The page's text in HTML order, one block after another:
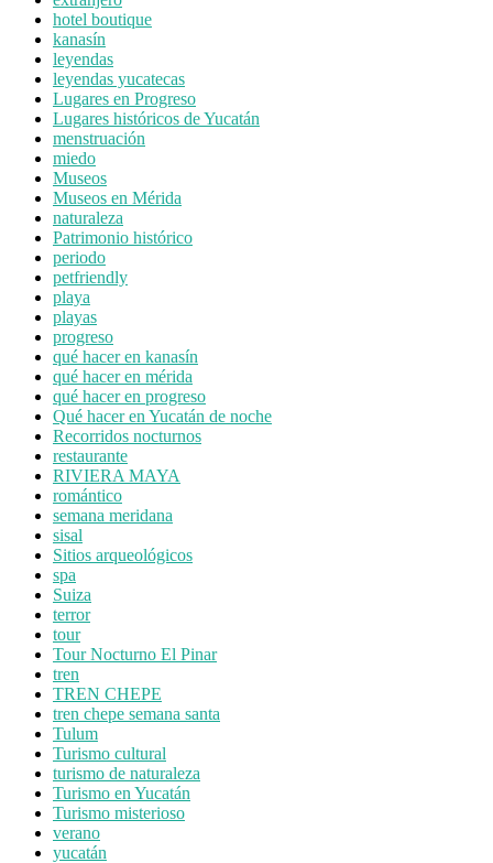
hotel boutique
kanasín
leyendas
leyendas yucatecas
Lugares en Progreso
Lugares históricos de Yucatán
menstruación
miedo
Museos
Museos en Mérida
naturaleza
Patrimonio histórico
periodo
petfriendly
playa
playas
progreso
qué hacer en kanasín
qué hacer en mérida
qué hacer en progreso
Qué hacer en Yucatán de noche
Recorridos nocturnos
restaurante
RIVIERA MAYA
romántico
semana meridana
sisal
Sitios arqueológicos
spa
Suiza
terror
tour
Tour Nocturno El Pinar
tren
TREN CHEPE
tren chepe semana santa
Tulum
Turismo cultural
turismo de naturaleza
Turismo en Yucatán
Turismo misterioso
verano
yucatán